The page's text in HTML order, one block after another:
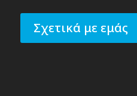
Σχετικά με εμάς